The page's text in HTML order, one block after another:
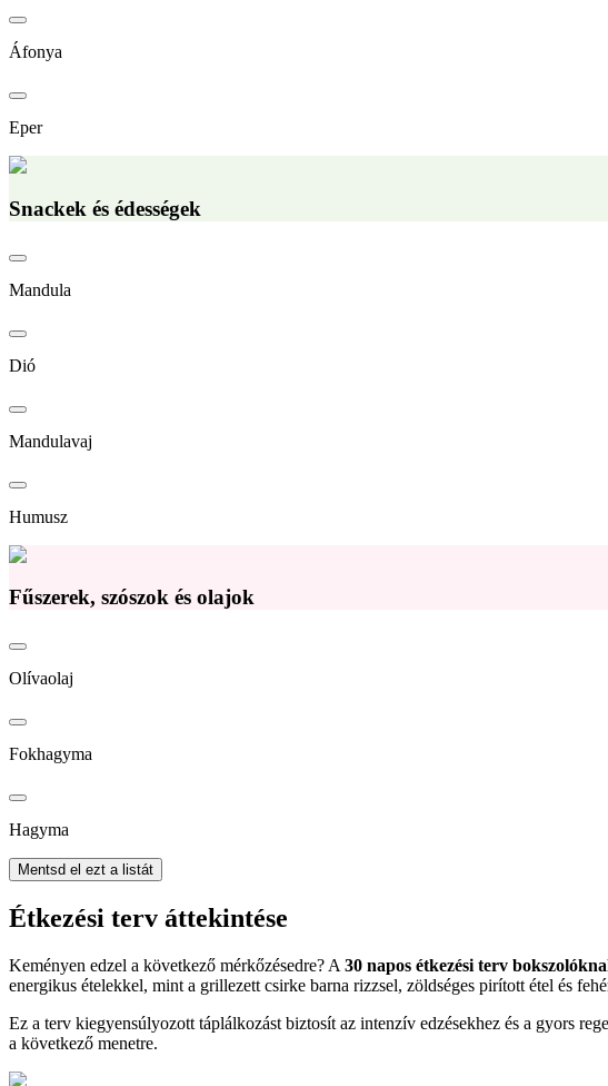
Áfonya
Eper
Snackek és édességek
Mandula
Dió
Mandulavaj
Humusz
Fűszerek, szószok és olajok
Olívaolaj
Fokhagyma
Hagyma
Mentsd el ezt a listát
Étkezési terv áttekintése
Keményen edzel a következő mérkőzésedre? A 30 napos étkezési terv
energikus ételekkel, mint a grillezett csirke barna rizzsel, zöldséges pirított étel és
Ez a terv kiegyensúlyozott táplálkozást biztosít az intenzív edzésekhez és a gyors
a következő menetre.